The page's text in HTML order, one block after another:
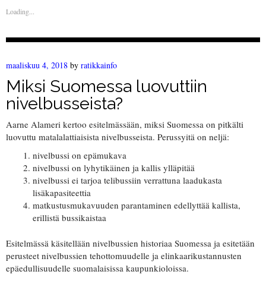
Loading...
maaliskuu 4, 2018 by ratikkainfo
Miksi Suomessa luovuttiin
nivelbusseista?
Aarne Alameri kertoo esitelmässään, miksi Suomessa on pitkälti
luovuttu matalalattiaisista nivelbusseista. Perussyitä on neljä:
nivelbussi on epämukava
nivelbussi on lyhytikäinen ja kallis ylläpitää
nivelbussi ei tarjoa telibussiin verrattuna laadukasta
lisäkapasiteettia
matkustusmukavuuden parantaminen edellyttää kallista,
erillistä bussikaistaa
Esitelmässä käsitellään nivelbussien historiaa Suomessa ja esitetään
perusteet nivelbussien tehottomuudelle ja elinkaarikustannusten
epäedullisuudelle suomalaisissa kaupunkioloissa.